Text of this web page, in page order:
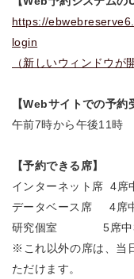
https://
login
（新しいウィンドウが
【Webサイトでの予約
午前7時から午後11時
【予約できる席】
インターネット席 4席
データベース席 4席
研究個室 5席中
※これ以外の席は、当
ただけます。